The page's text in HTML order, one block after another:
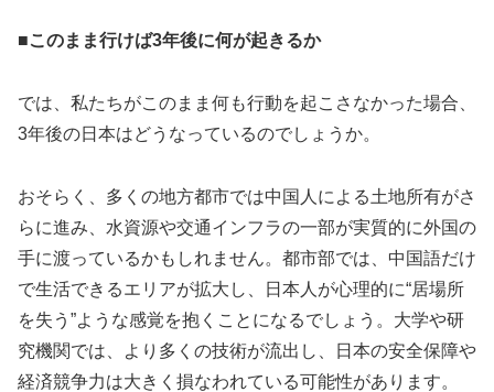
■このまま行けば3年後に何が起きるか
では、私たちがこのまま何も行動を起こさなかった場合、
3年後の日本はどうなっているのでしょうか。
おそらく、多くの地方都市では中国人による土地所有がさ
らに進み、水資源や交通インフラの一部が実質的に外国の
手に渡っているかもしれません。都市部では、中国語だけ
で生活できるエリアが拡大し、日本人が心理的に“居場所
を失う”ような感覚を抱くことになるでしょう。大学や研
究機関では、より多くの技術が流出し、日本の安全保障や
経済競争力は大きく損なわれている可能性があります。